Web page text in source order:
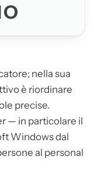
nella sua
è riordinare
precise.
— in particolare il
Windows dal
al personal